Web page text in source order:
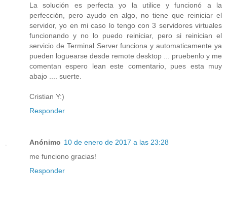
La solución es perfecta yo la utilice y funcionó a la
perfección, pero ayudo en algo, no tiene que reiniciar el
servidor, yo en mi caso lo tengo con 3 servidores virtuales
funcionando y no lo puedo reiniciar, pero si reinician el
servicio de Terminal Server funciona y automaticamente ya
pueden loguearse desde remote desktop ... pruebenlo y me
comentan espero lean este comentario, pues esta muy
abajo .... suerte.
Cristian Y:)
Responder
Anónimo 10 de enero de 2017 a las 23:28
me funciono gracias!
Responder